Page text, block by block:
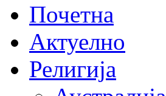
Почетна
Актуелно
Религија